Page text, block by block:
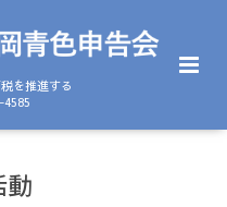
を推進する
動